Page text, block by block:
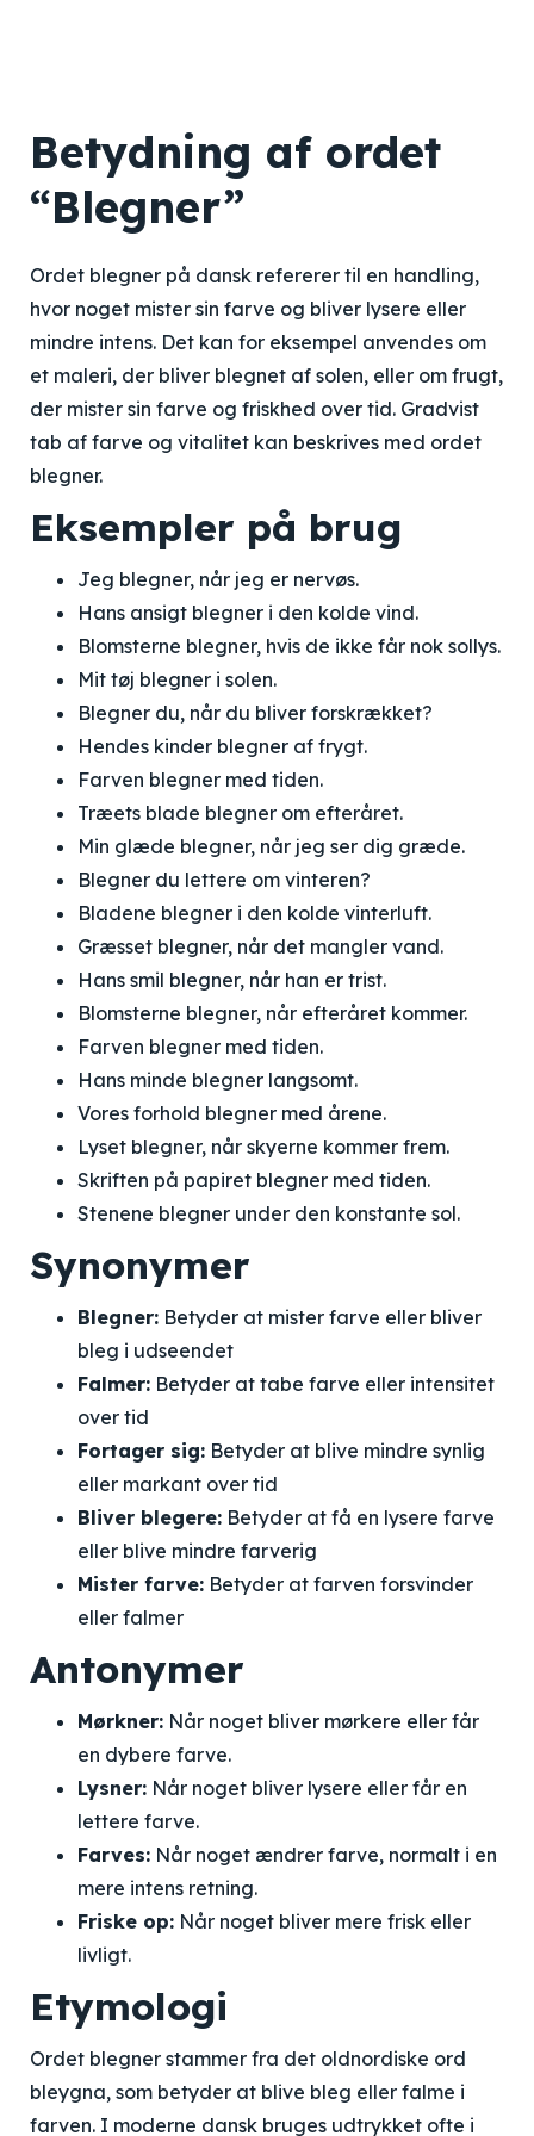
Betydning af ordet
“Blegner”
Ordet blegner på dansk refererer til en handling,
hvor noget mister sin farve og bliver lysere eller
mindre intens. Det kan for eksempel anvendes om
et maleri, der bliver blegnet af solen, eller om frugt,
der mister sin farve og friskhed over tid. Gradvist
tab af farve og vitalitet kan beskrives med ordet
blegner.
Eksempler på brug
Jeg blegner, når jeg er nervøs.
Hans ansigt blegner i den kolde vind.
Blomsterne blegner, hvis de ikke får nok sollys.
Mit tøj blegner i solen.
Blegner du, når du bliver forskrækket?
Hendes kinder blegner af frygt.
Farven blegner med tiden.
Træets blade blegner om efteråret.
Min glæde blegner, når jeg ser dig græde.
Blegner du lettere om vinteren?
Bladene blegner i den kolde vinterluft.
Græsset blegner, når det mangler vand.
Hans smil blegner, når han er trist.
Blomsterne blegner, når efteråret kommer.
Farven blegner med tiden.
Hans minde blegner langsomt.
Vores forhold blegner med årene.
Lyset blegner, når skyerne kommer frem.
Skriften på papiret blegner med tiden.
Stenene blegner under den konstante sol.
Synonymer
Blegner: Betyder at mister farve eller bliver
bleg i udseendet
Falmer: Betyder at tabe farve eller intensitet
over tid
Fortager sig: Betyder at blive mindre synlig
eller markant over tid
Bliver blegere: Betyder at få en lysere farve
eller blive mindre farverig
Mister farve: Betyder at farven forsvinder
eller falmer
Antonymer
Mørkner: Når noget bliver mørkere eller får
en dybere farve.
Lysner: Når noget bliver lysere eller får en
lettere farve.
Farves: Når noget ændrer farve, normalt i en
mere intens retning.
Friske op: Når noget bliver mere frisk eller
livligt.
Etymologi
Ordet blegner stammer fra det oldnordiske ord
bleygna, som betyder at blive bleg eller falme i
farven. I moderne dansk bruges udtrykket ofte i